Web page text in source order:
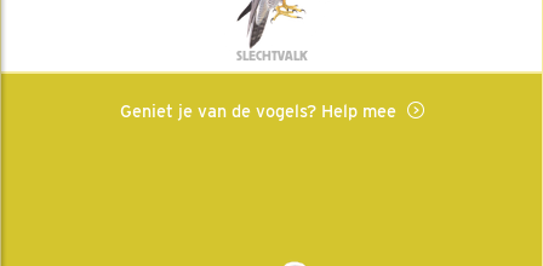
SLECHTVALK
Geniet je van de vogels? Help mee